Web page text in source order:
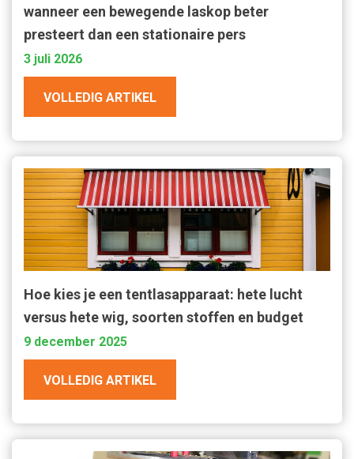
wanneer een bewegende laskop beter
presteert dan een stationaire pers
3 juli 2026
VOLLEDIG ARTIKEL
Hoe kies je een tentlasapparaat: hete lucht
versus hete wig, soorten stoffen en budget
9 december 2025
VOLLEDIG ARTIKEL